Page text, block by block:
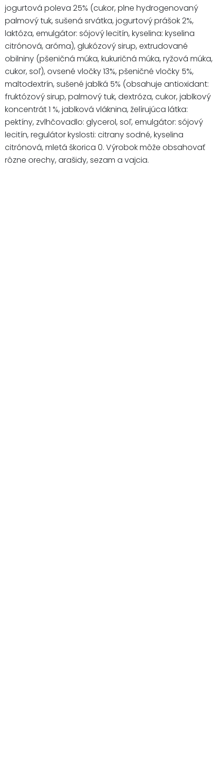
jogurtová poleva 25% (cukor, plne hydrogenovaný
palmový tuk, sušená srvátka, jogurtový prášok 2%,
laktóza, emulgátor: sójový lecitín, kyselina: kyselina
citrónová, aróma), glukózový sirup, extrudované
obilniny (pšeničná múka, kukuričná múka, ryžová múka,
cukor, soľ), ovsené vločky 13%, pšeničné vločky 5%,
maltodextrín, sušené jablká 5% (obsahuje antioxidant:
fruktózový sirup, palmový tuk, dextróza, cukor, jablkový
koncentrát 1 %, jablková vláknina, želírujúca látka:
pektíny, zvlhčovadlo: glycerol, soľ, emulgátor: sójový
lecitín, regulátor kyslosti: citrany sodné, kyselina
citrónová, mletá škorica 0. Výrobok môže obsahovať
rôzne orechy, arašidy, sezam a vajcia.